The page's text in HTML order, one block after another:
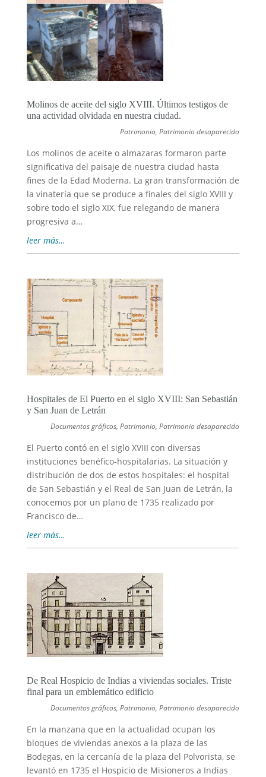
Molinos de aceite del siglo XVIII. Últimos testigos de
una actividad olvidada en nuestra ciudad.
Patrimonio,Patrimonio desaparecido
Los molinos de aceite o almazaras formaron parte
significativa del paisaje de nuestra ciudad hasta
fines de la Edad Moderna. La gran transformación de
la vinatería que se produce a finales del siglo XVIII y
sobre todo el siglo XIX, fue relegando de manera
progresiva a…
leer más…
Hospitales de El Puerto en el siglo XVIII: San Sebastián
y San Juan de Letrán
Documentos gráficos,Patrimonio,Patrimonio desaparecido
El Puerto contó en el siglo XVIII con diversas
instituciones benéfico-hospitalarias. La situación y
distribución de dos de estos hospitales: el hospital
de San Sebastián y el Real de San Juan de Letrán, la
conocemos por un plano de 1735 realizado por
Francisco de…
leer más…
De Real Hospicio de Indias a viviendas sociales. Triste
final para un emblemático edificio
Documentos gráficos,Patrimonio,Patrimonio desaparecido
En la manzana que en la actualidad ocupan los
bloques de viviendas anexos a la plaza de las
Bodegas, en la cercanía de la plaza del Polvorista, se
levantó en 1735 el Hospicio de Misioneros a Indias